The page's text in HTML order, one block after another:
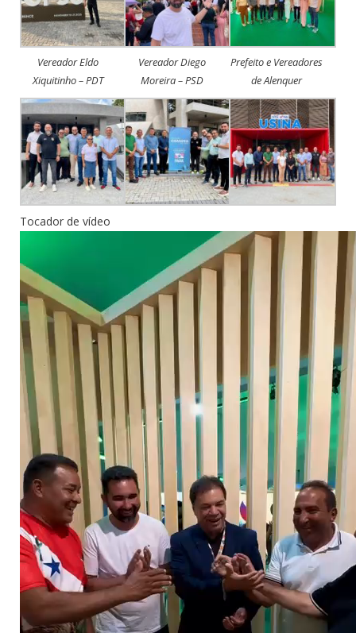
Vereador Eldo
Xiquitinho – PDT
Vereador Diego
Moreira – PSD
Prefeito e Vereadores
de Alenquer
Tocador de vídeo